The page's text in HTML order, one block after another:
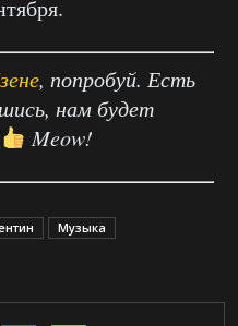
, попробуй. Есть
нам будет
Meow!
Музыка